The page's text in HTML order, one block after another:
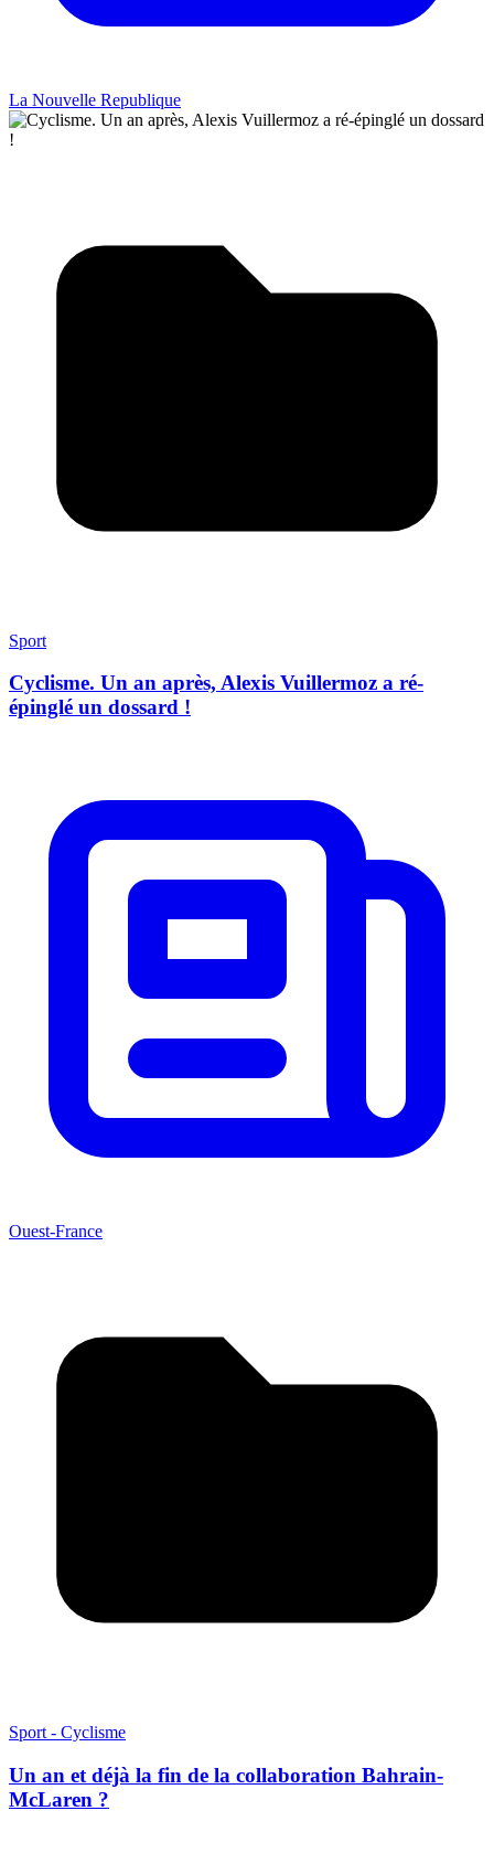
La Nouvelle Republique
Sport
Cyclisme. Un an après, Alexis Vuillermoz a ré-
épinglé un dossard !
Ouest-France
Sport - Cyclisme
Un an et déjà la fin de la collaboration Bahrain-
McLaren ?